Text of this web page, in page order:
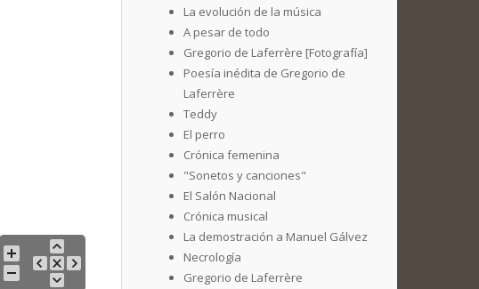
La evolución de la música
A pesar de todo
Gregorio de Laferrère [Fotografía]
Poesía inédita de Gregorio de
Laferrère
Teddy
El perro
Crónica femenina
"Sonetos y canciones"
El Salón Nacional
Crónica musical
La demostración a Manuel Gálvez
Necrología
Gregorio de Laferrère